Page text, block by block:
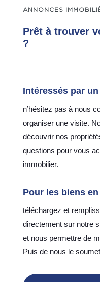
ANNONCES
Prêt à trouver
?
Intéressés par
n’hésitez pas à nous
organiser une visite.
découvrir nos
questions pour vous
immobilier.
Pour les biens en
téléchargez et
directement sur notre
et nous permettre de
Puis de nous le